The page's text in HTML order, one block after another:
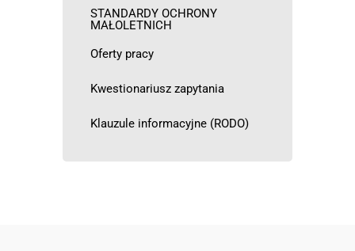
STANDARDY OCHRONY
MAŁOLETNICH
Oferty pracy
Kwestionariusz zapytania
Klauzule informacyjne (RODO)